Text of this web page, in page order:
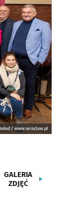
/ www.wroclaw.pl
GALERIA
ZDJĘĆ